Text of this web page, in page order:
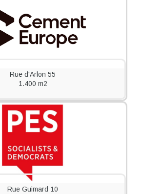
Rue d'Arlon 55
1.400 m2
Rue Guimard 10